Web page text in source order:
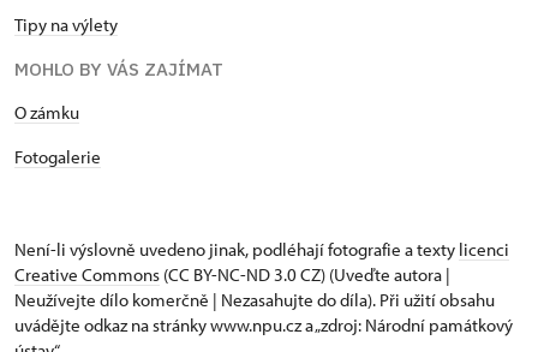
Tipy na výlety
MOHLO BY VÁS ZAJÍMAT
​​​​​​O zámku
Fotogalerie
Není-li výslovně uvedeno jinak, podléhají fotografie a texty licenci
Creative Commons (CC BY-NC-ND 3.0 CZ) (Uveďte autora |
Neužívejte dílo komerčně | Nezasahujte do díla). Při užití obsahu
uvádějte odkaz na stránky www.npu.cz a „zdroj: Národní památkový